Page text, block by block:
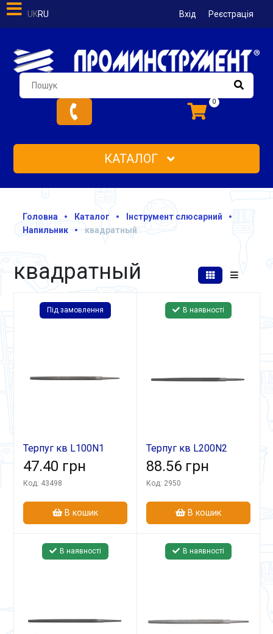
UKRU Вхід Реєстрація
0
КАТАЛОГ
Головна Каталог
Інструмент слюсарний
Напильник
квадратный
квадратный
Під замовлення
Терпуг кв L100N1
47.40 грн
Код: 43498
В кошик
В наявності
Терпуг кв L200N2
88.56 грн
Код: 2950
В кошик
В наявності В наявності